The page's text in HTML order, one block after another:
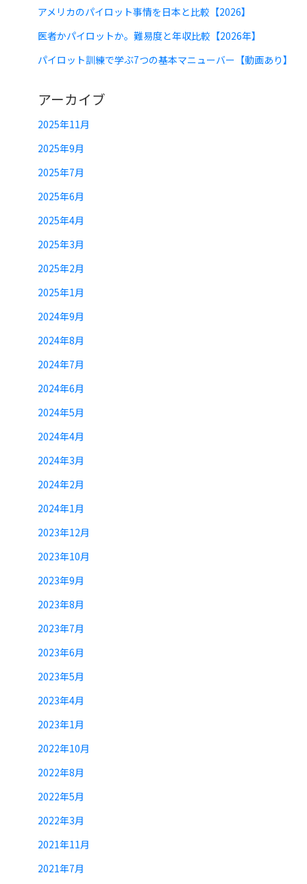
アメリカのパイロット事情を日本と比較【2026】
医者かパイロットか。難易度と年収比較【2026年】
パイロット訓練で学ぶ7つの基本マニューバー【動画あり】
アーカイブ
2025年11月
2025年9月
2025年7月
2025年6月
2025年4月
2025年3月
2025年2月
2025年1月
2024年9月
2024年8月
2024年7月
2024年6月
2024年5月
2024年4月
2024年3月
2024年2月
2024年1月
2023年12月
2023年10月
2023年9月
2023年8月
2023年7月
2023年6月
2023年5月
2023年4月
2023年1月
2022年10月
2022年8月
2022年5月
2022年3月
2021年11月
2021年7月